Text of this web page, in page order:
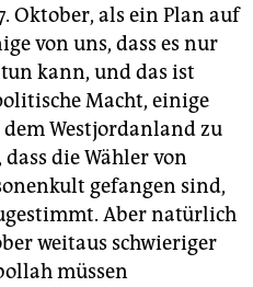
Oktober, als ein Plan auf
von uns, dass es nur
kann, und das ist
Macht, einige
Westjordanland zu
die Wähler von
gefangen sind,
Aber natürlich
weitaus schwieriger
müssen